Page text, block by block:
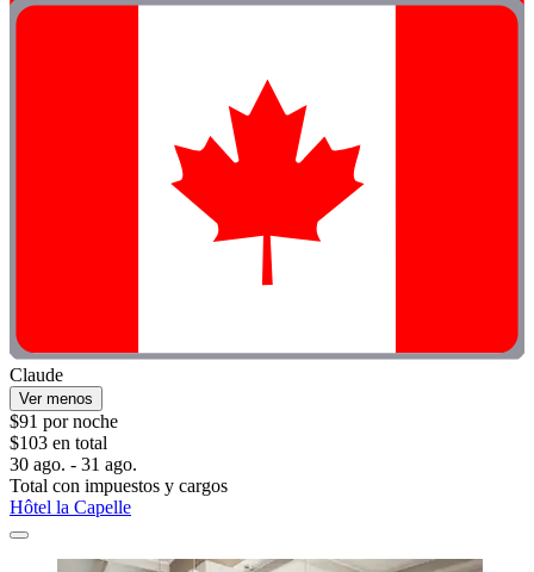
Claude
Ver menos
$91 por noche
$103 en total
30 ago. - 31 ago.
Total con impuestos y cargos
Hôtel la Capelle